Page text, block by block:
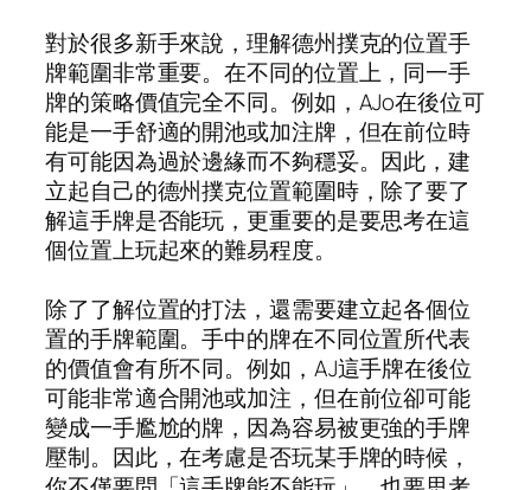
對於很多新手來說，理解德州撲克的位置手
牌範圍非常重要。在不同的位置上，同一手
牌的策略價值完全不同。例如，AJo在後位可
能是一手舒適的開池或加注牌，但在前位時
有可能因為過於邊緣而不夠穩妥。因此，建
立起自己的德州撲克位置範圍時，除了要了
解這手牌是否能玩，更重要的是要思考在這
個位置上玩起來的難易程度。
除了了解位置的打法，還需要建立起各個位
置的手牌範圍。手中的牌在不同位置所代表
的價值會有所不同。例如，AJ這手牌在後位
可能非常適合開池或加注，但在前位卻可能
變成一手尷尬的牌，因為容易被更強的手牌
壓制。因此，在考慮是否玩某手牌的時候，